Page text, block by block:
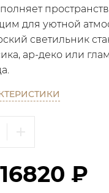
для уютной
светильник
ар-деко или
16820 ₽